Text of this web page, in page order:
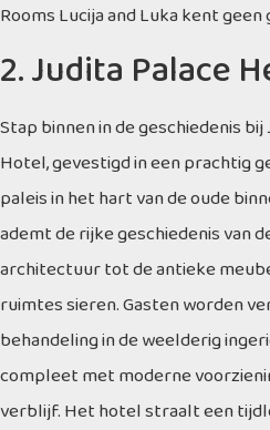
Rooms Lucija and Luka kent geen
2. Judita Palace
Stap binnen in de geschiedenis
Hotel, gevestigd in een prachtig
paleis in het hart van de oude
ademt de rijke geschiedenis van
architectuur tot de antieke
ruimtes sieren. Gasten worden
behandeling in de weelderig
compleet met moderne
verblijf. Het hotel straalt een